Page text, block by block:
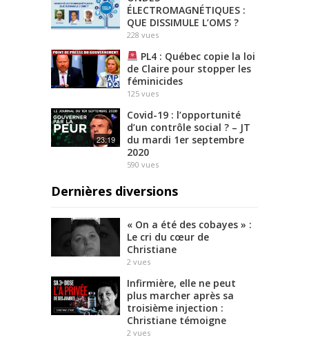
ÉLECTROMAGNÉTIQUES :
QUE DISSIMULE L’OMS ?
228 vues
PL4 : Québec copie la loi
de Claire pour stopper les
féminicides
125 vues
23:19
Covid-19 : l’opportunité
d’un contrôle social ? – JT
du mardi 1er septembre
2020
590 vues
Dernières diversions
« On a été des cobayes » :
Le cri du cœur de
Christiane
2 vues
Infirmière, elle ne peut
plus marcher après sa
troisième injection :
Christiane témoigne
2 vues